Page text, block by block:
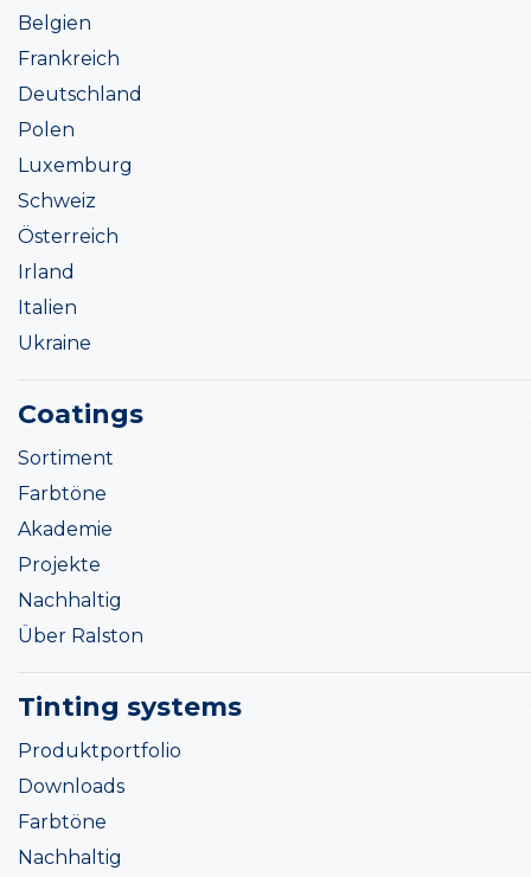
Belgien
Frankreich
Deutschland
Polen
Luxemburg
Schweiz
Österreich
Irland
Italien
Ukraine
Coatings
Sortiment
Farbtöne
Akademie
Projekte
Nachhaltig
Über Ralston
Tinting systems
Produktportfolio
Downloads
Farbtöne
Nachhaltig